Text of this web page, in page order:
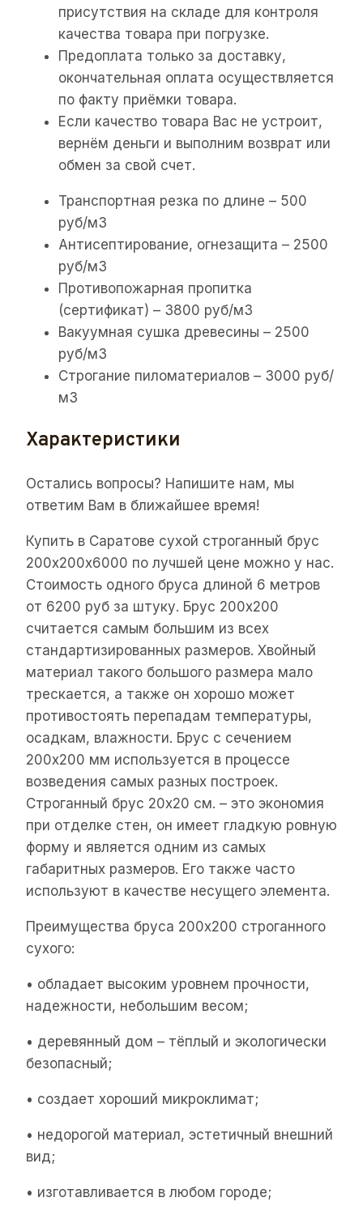
присутствия на складе для контроля
качества товара при погрузке.
Предоплата только за доставку,
окончательная оплата осуществляется
по факту приёмки товара.
Если качество товара Вас не устроит,
вернём деньги и выполним возврат или
обмен за свой счет.
Транспортная резка по длине – 500
руб/м3
Антисептирование, огнезащита – 2500
руб/м3
Противопожарная пропитка
(сертификат) – 3800 руб/м3
Вакуумная сушка древесины – 2500
руб/м3
Строгание пиломатериалов – 3000 руб/
м3
Характеристики
Остались вопросы? Напишите нам, мы
ответим Вам в ближайшее время!
Купить в Саратове сухой строганный брус
200х200х6000 по лучшей цене можно у нас.
Стоимость одного бруса длиной 6 метров
от 6200 руб за штуку. Брус 200х200
считается самым большим из всех
стандартизированных размеров. Хвойный
материал такого большого размера мало
трескается, а также он хорошо может
противостоять перепадам температуры,
осадкам, влажности. Брус с сечением
200х200 мм используется в процессе
возведения самых разных построек.
Строганный брус 20х20 см. – это экономия
при отделке стен, он имеет гладкую ровную
форму и является одним из самых
габаритных размеров. Его также часто
используют в качестве несущего элемента.
Преимущества бруса 200х200 строганного
сухого:
• обладает высоким уровнем прочности,
надежности, небольшим весом;
• деревянный дом – тёплый и экологически
безопасный;
• создает хороший микроклимат;
• недорогой материал, эстетичный внешний
вид;
• изготавливается в любом городе;